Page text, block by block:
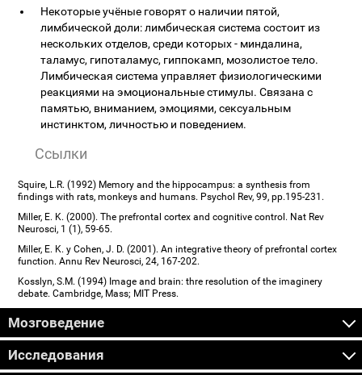
Некоторые учёные говорят о наличии пятой,
лимбической доли: лимбическая система состоит из
нескольких отделов, среди которых - миндалина,
таламус, гипоталамус, гиппокамп, мозолистое тело.
Лимбическая система управляет физиологическими
реакциями на эмоциональные стимулы. Связана с
памятью, вниманием, эмоциями, сексуальным
инстинктом, личностью и поведением.
Ссылки
Squire, L.R. (1992) Memory and the hippocampus: a synthesis from
findings with rats, monkeys and humans. Psychol Rev, 99, pp.195-231.
Miller, E. K. (2000). The prefrontal cortex and cognitive control. Nat Rev
Neurosci, 1 (1), 59-65.
Miller, E. K. y Cohen, J. D. (2001). An integrative theory of prefrontal cortex
function. Annu Rev Neurosci, 24, 167-202.
Kosslyn, S.M. (1994) Image and brain: thre resolution of the imaginery
debate. Cambridge, Mass; MIT Press.
Мозговедение
Исследования